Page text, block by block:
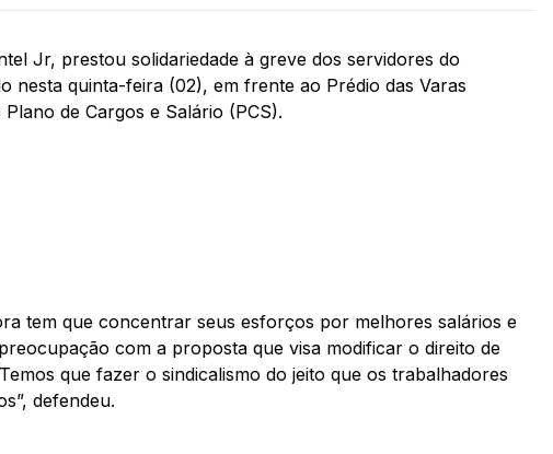
Jr, prestou solidariedade à greve dos servidores do
nesta quinta-feira (02), em frente ao Prédio das Varas
de Cargos e Salário (PCS).
tem que concentrar seus esforços por melhores salários e
com a proposta que visa modificar o direito de
que fazer o sindicalismo do jeito que os trabalhadores
defendeu.